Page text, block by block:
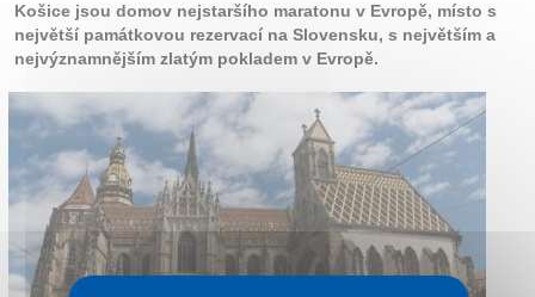
Před cestou
Atrakce
Kontakt
Košice jsou domov nejstaršího maratonu v Evropě, místo s
největší památkovou rezervací na Slovensku, s největším a
nejvýznamnějším zlatým pokladem v Evropě.